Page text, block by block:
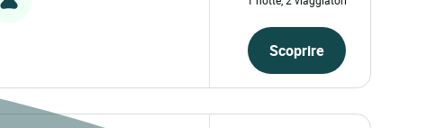
Scoprire